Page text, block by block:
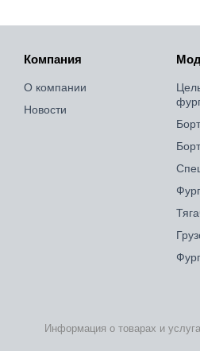
Компания
О компании
Новости
Информация о товарах и